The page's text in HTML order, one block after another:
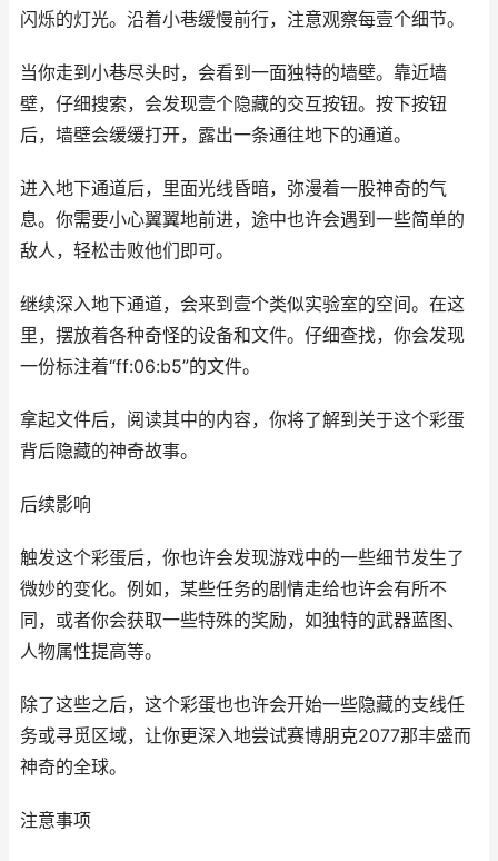
闪烁的灯光。沿着小巷缓慢前行，注意观察每壹个细节。
当你走到小巷尽头时，会看到一面独特的墙壁。靠近墙
壁，仔细搜索，会发现壹个隐藏的交互按钮。按下按钮
后，墙壁会缓缓打开，露出一条通往地下的通道。
进入地下通道后，里面光线昏暗，弥漫着一股神奇的气
息。你需要小心翼翼地前进，途中也许会遇到一些简单的
敌人，轻松击败他们即可。
继续深入地下通道，会来到壹个类似实验室的空间。在这
里，摆放着各种奇怪的设备和文件。仔细查找，你会发现
一份标注着“ff:06:b5”的文件。
拿起文件后，阅读其中的内容，你将了解到关于这个彩蛋
背后隐藏的神奇故事。
后续影响
触发这个彩蛋后，你也许会发现游戏中的一些细节发生了
微妙的变化。例如，某些任务的剧情走给也许会有所不
同，或者你会获取一些特殊的奖励，如独特的武器蓝图、
人物属性提高等。
除了这些之后，这个彩蛋也也许会开始一些隐藏的支线任
务或寻觅区域，让你更深入地尝试赛博朋克2077那丰盛而
神奇的全球。
注意事项